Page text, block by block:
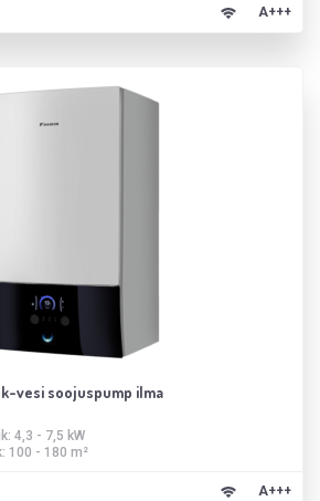
A+++
vesi soojuspump ilma
4,3 - 7,5 kW
100 - 180 m²
A+++